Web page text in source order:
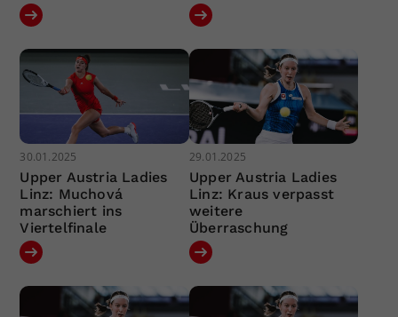
30.01.2025
Upper Austria Ladies
Linz: Muchová
marschiert ins
Viertelfinale
29.01.2025
Upper Austria Ladies
Linz: Kraus verpasst
weitere
Überraschung